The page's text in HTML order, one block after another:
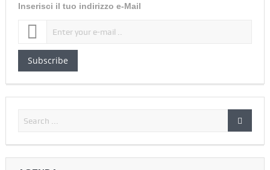
Inserisci il tuo indirizzo e-Mail
Subscribe